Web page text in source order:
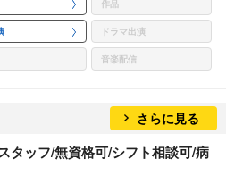
作品
ドラマ出演
音楽配信
さらに見る
タッフ/無資格可/シフト相談可/病